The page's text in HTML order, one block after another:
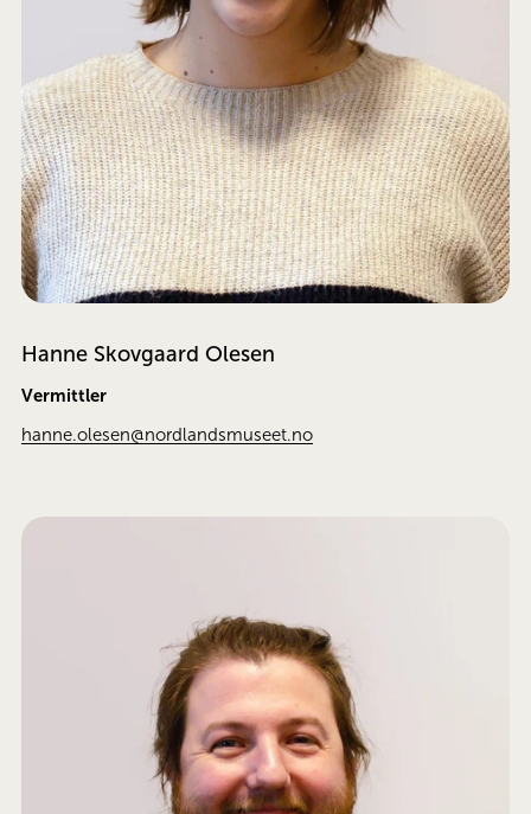
Hanne Skovgaard Olesen
Vermittler
hanne.olesen@nordlandsmuseet.no